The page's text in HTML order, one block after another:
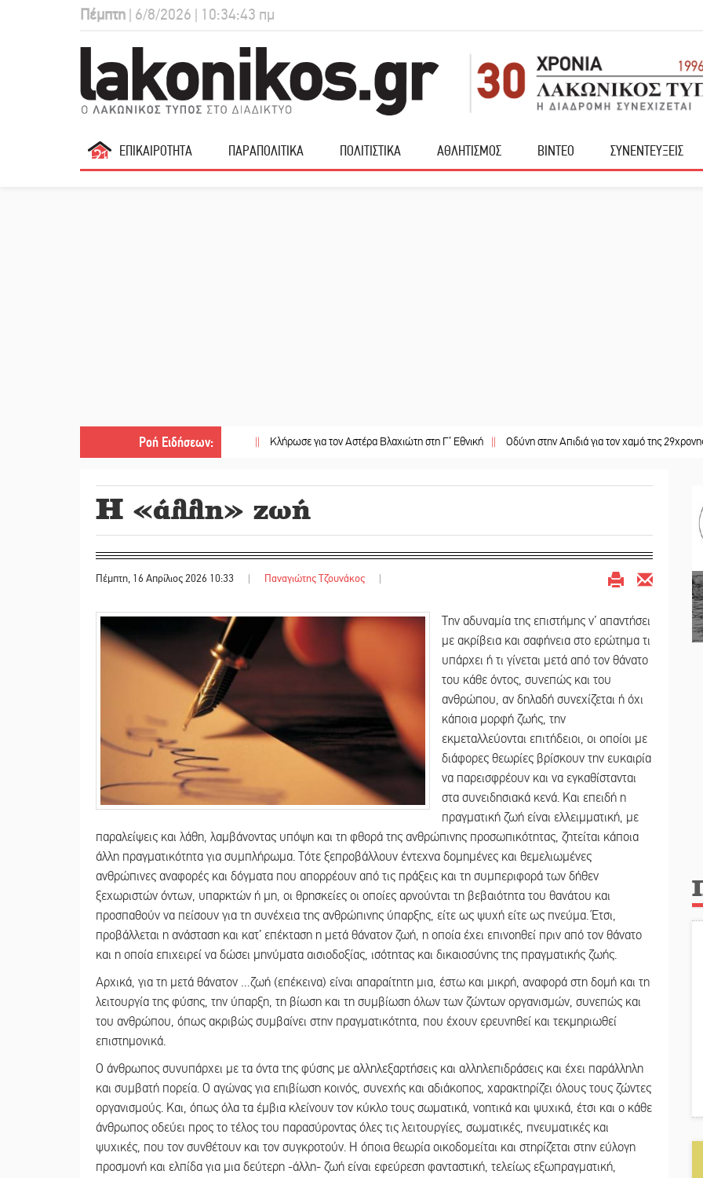
Πέμπτη | 6/8/2026 | 10:34:44 πμ
ΕΠΙΚΑΙΡΟΤΗΤΑ ΠΑΡΑΠΟΛΙΤΙΚΑ ΠΟΛΙΤΙΣΤΙΚΑ ΑΘΛΗΤΙΣΜΟΣ ΒΙΝΤΕΟ ΣΥΝΕΝΤΕΥΞΕΙΣ
Ροή Ειδήσεων:
|| Κλήρωσε για τον Αστέρα Βλαχιώτη στη Γ’ Εθνική || Οδύνη στην Απιδιά για τον χαμό της 29χρονης Ελένης σε
Η «άλλη» ζωή
Πέμπτη, 16 Απρίλιος 2026 10:33 | Παναγιώτης Τζουνάκος |
Την αδυναμία της επιστήμης ν’ απαντήσει
με ακρίβεια και σαφήνεια στο ερώτημα τι
υπάρχει ή τι γίνεται μετά από τον θάνατο
του κάθε όντος, συνεπώς και του
ανθρώπου, αν δηλαδή συνεχίζεται ή όχι
κάποια μορφή ζωής, την
εκμεταλλεύονται επιτήδειοι, οι οποίοι με
διάφορες θεωρίες βρίσκουν την ευκαιρία
να παρεισφρέουν και να εγκαθίστανται
στα συνειδησιακά κενά. Και επειδή η
πραγματική ζωή είναι ελλειμματική, με
παραλείψεις και λάθη, λαμβάνοντας υπόψη και τη φθορά της ανθρώπινης προσωπικότητας, ζητείται κάποια
άλλη πραγματικότητα για συμπλήρωμα. Τότε ξεπροβάλλουν έντεχνα δομημένες και θεμελιωμένες
ανθρώπινες αναφορές και δόγματα που απορρέουν από τις πράξεις και τη συμπεριφορά των δήθεν
ξεχωριστών όντων, υπαρκτών ή μη, οι θρησκείες οι οποίες αρνούνται τη βεβαιότητα του θανάτου και
προσπαθούν να πείσουν για τη συνέχεια της ανθρώπινης ύπαρξης, είτε ως ψυχή είτε ως πνεύμα. Έτσι,
προβάλλεται η ανάσταση και κατ’ επέκταση η μετά θάνατον ζωή, η οποία έχει επινοηθεί πριν από τον θάνατο
και η οποία επιχειρεί να δώσει μηνύματα αισιοδοξίας, ισότητας και δικαιοσύνης της πραγματικής ζωής.
Αρχικά, για τη μετά θάνατον …ζωή (επέκεινα) είναι απαραίτητη μια, έστω και μικρή, αναφορά στη δομή και τη
λειτουργία της φύσης, την ύπαρξη, τη βίωση και τη συμβίωση όλων των ζώντων οργανισμών, συνεπώς και
του ανθρώπου, όπως ακριβώς συμβαίνει στην πραγματικότητα, που έχουν ερευνηθεί και τεκμηριωθεί
επιστημονικά.
Ο άνθρωπος συνυπάρχει με τα όντα της φύσης με αλληλεξαρτήσεις και αλληλεπιδράσεις και έχει παράλληλη
και συμβατή πορεία. Ο αγώνας για επιβίωση κοινός, συνεχής και αδιάκοπος, χαρακτηρίζει όλους τους ζώντες
οργανισμούς. Και, όπως όλα τα έμβια κλείνουν τον κύκλο τους σωματικά, νοητικά και ψυχικά, έτσι και ο κάθε
άνθρωπος οδεύει προς το τέλος του παρασύροντας όλες τις λειτουργίες, σωματικές, πνευματικές και
ψυχικές, που τον συνθέτουν και τον συγκροτούν. Η όποια θεωρία οικοδομείται και στηρίζεται στην εύλογη
προσμονή και ελπίδα για μια δεύτερη -άλλη- ζωή είναι εφεύρεση φανταστική, τελείως εξωπραγματική,